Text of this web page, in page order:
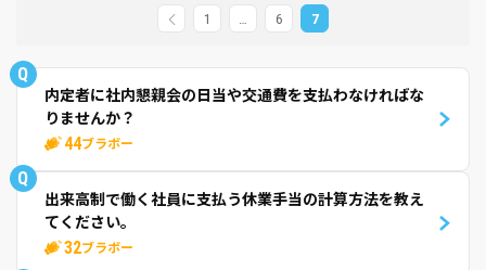
1 … 6 7
Q
内定者に社内懇親会の日当や交通費を支払わなければな
りませんか？
44ブラボー
Q
出来高制で働く社員に支払う休業手当の計算方法を教え
てください。
32ブラボー